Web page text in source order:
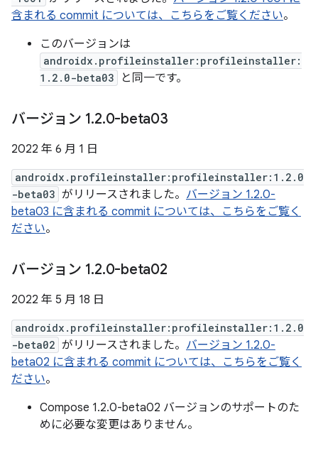
含まれる commit については、こちらをご覧ください。
このバージョンは
androidx.profileinstaller:profileinstaller:
1.2.0-beta03
と同一です。
バージョン 1.2.0-beta03
2022 年 6 月 1 日
androidx.profileinstaller:profileinstaller:1.2.0
-beta03 がリリースされました。 バージョン 1.2.0-
beta03 に含まれる commit については、こちらをご覧く
ださい。
バージョン 1.2.0-beta02
2022 年 5 月 18 日
androidx.profileinstaller:profileinstaller:1.2.0
-beta02 がリリースされました。 バージョン 1.2.0-
beta02 に含まれる commit については、こちらをご覧く
ださい。
Compose 1.2.0-beta02 バージョンのサポートのた
めに必要な変更はありません。